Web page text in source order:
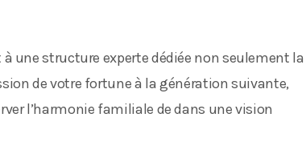
une structure experte dédiée non seulement la
de votre fortune à la génération suivante,
l’harmonie familiale de dans une vision